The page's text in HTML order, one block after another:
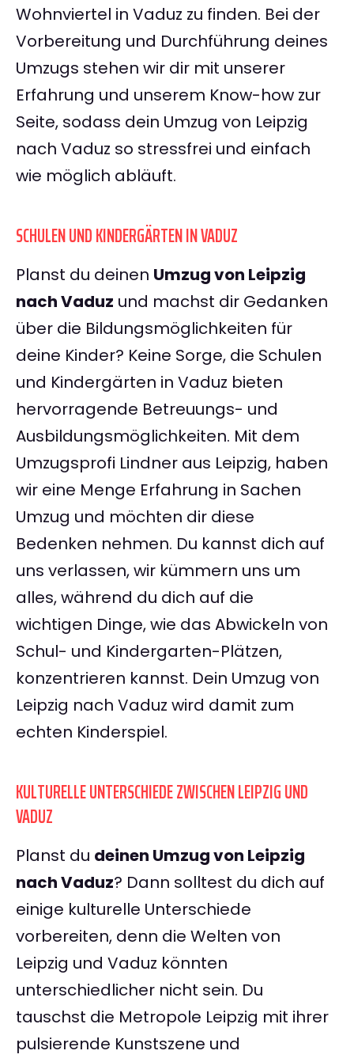
Wohnviertel in Vaduz zu finden. Bei der
Vorbereitung und Durchführung deines
Umzugs stehen wir dir mit unserer
Erfahrung und unserem Know-how zur
Seite, sodass dein Umzug von Leipzig
nach Vaduz so stressfrei und einfach
wie möglich abläuft.
SCHULEN UND KINDERGÄRTEN IN VADUZ
Planst du deinen Umzug von Leipzig
nach Vaduz und machst dir Gedanken
über die Bildungsmöglichkeiten für
deine Kinder? Keine Sorge, die Schulen
und Kindergärten in Vaduz bieten
hervorragende Betreuungs- und
Ausbildungsmöglichkeiten. Mit dem
Umzugsprofi Lindner aus Leipzig, haben
wir eine Menge Erfahrung in Sachen
Umzug und möchten dir diese
Bedenken nehmen. Du kannst dich auf
uns verlassen, wir kümmern uns um
alles, während du dich auf die
wichtigen Dinge, wie das Abwickeln von
Schul- und Kindergarten-Plätzen,
konzentrieren kannst. Dein Umzug von
Leipzig nach Vaduz wird damit zum
echten Kinderspiel.
KULTURELLE UNTERSCHIEDE ZWISCHEN LEIPZIG UND
VADUZ
Planst du deinen Umzug von Leipzig
nach Vaduz? Dann solltest du dich auf
einige kulturelle Unterschiede
vorbereiten, denn die Welten von
Leipzig und Vaduz könnten
unterschiedlicher nicht sein. Du
tauschst die Metropole Leipzig mit ihrer
pulsierende Kunstszene und